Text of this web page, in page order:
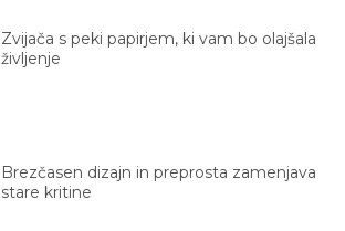
Zvijača s peki papirjem, ki vam bo olajšala
življenje
Brezčasen dizajn in preprosta zamenjava
stare kritine